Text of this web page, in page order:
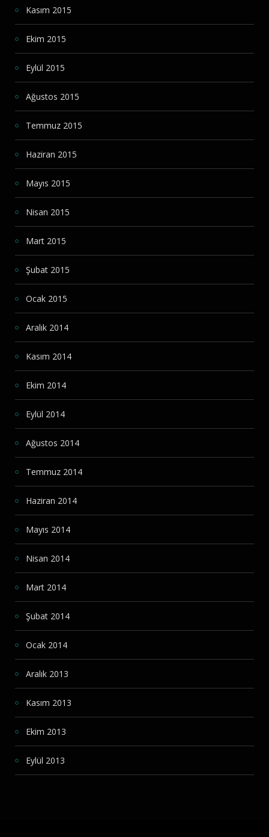
Kasım 2015
Ekim 2015
Eylül 2015
Ağustos 2015
Temmuz 2015
Haziran 2015
Mayıs 2015
Nisan 2015
Mart 2015
Şubat 2015
Ocak 2015
Aralık 2014
Kasım 2014
Ekim 2014
Eylül 2014
Ağustos 2014
Temmuz 2014
Haziran 2014
Mayıs 2014
Nisan 2014
Mart 2014
Şubat 2014
Ocak 2014
Aralık 2013
Kasım 2013
Ekim 2013
Eylül 2013